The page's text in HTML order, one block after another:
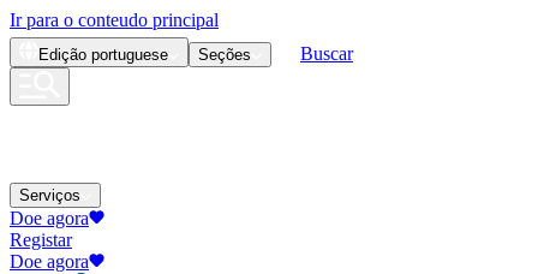
Ir para o conteudo principal
Edição portuguese Seções Buscar
Serviços
Doe agora
Registar
Doe agora